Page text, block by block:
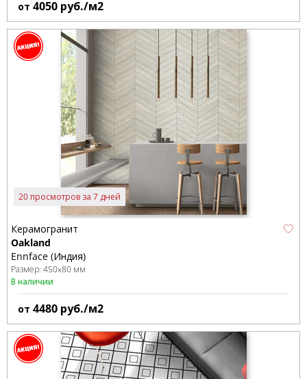
от 4050 руб./м2
20 просмотров за 7 дней
Керамогранит
Oakland
Ennface (Индия)
Размер: 450x80 мм
В наличии
от 4480 руб./м2